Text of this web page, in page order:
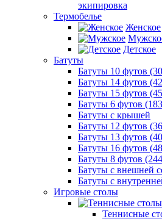
экипировка
Термобелье
Женское
Детское
Батуты
Батуты 10 футов
Батуты 14 футов
Батуты 15 футов
Батуты 6 футов
Батуты с крышей
Батуты 12 футов
Батуты 13 футов
Батуты 16 футов
Батуты 8 футов
Батуты с внешней
Батуты с
Игровые столы
Теннисные